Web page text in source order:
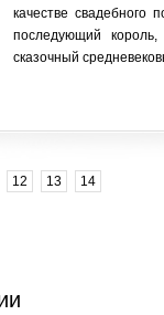
качестве
последующий
сказочный
12 13 14